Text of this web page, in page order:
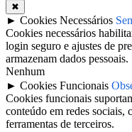
✖
► Cookies Necessários
Cookies necessários
login seguro e ajustes de
armazenam dados pessoais.
Nenhum
► Cookies Funcionais
Cookies funcionais
conteúdo em redes sociais,
ferramentas de terceiros.